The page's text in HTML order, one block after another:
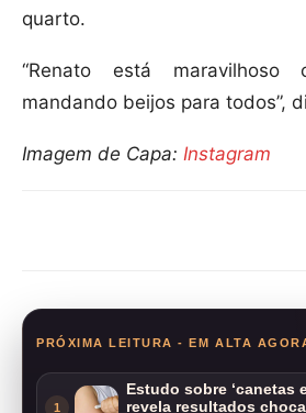
quarto.
“Renato está maravilhoso
mandando beijos para todos”,
Imagem de Capa: Instagram
PRÓXIMA LEITURA - EM ALTA
1
Estudo sobre ‘canetas
revela resultados